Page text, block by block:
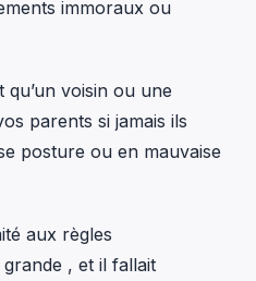
immoraux ou
qu’un voisin ou une
parents si jamais ils
posture ou en mauvaise
aux règles
, et il fallait